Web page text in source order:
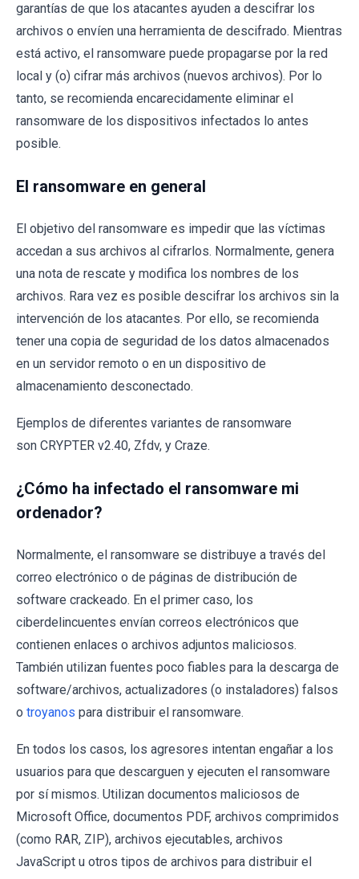
garantías de que los atacantes ayuden a descifrar los
archivos o envíen una herramienta de descifrado. Mientras
está activo, el ransomware puede propagarse por la red
local y (o) cifrar más archivos (nuevos archivos). Por lo
tanto, se recomienda encarecidamente eliminar el
ransomware de los dispositivos infectados lo antes
posible.
El ransomware en general
El objetivo del ransomware es impedir que las víctimas
accedan a sus archivos al cifrarlos. Normalmente, genera
una nota de rescate y modifica los nombres de los
archivos. Rara vez es posible descifrar los archivos sin la
intervención de los atacantes. Por ello, se recomienda
tener una copia de seguridad de los datos almacenados
en un servidor remoto o en un dispositivo de
almacenamiento desconectado.
Ejemplos de diferentes variantes de ransomware
son CRYPTER v2.40, Zfdv, y Craze.
¿Cómo ha infectado el ransomware mi
ordenador?
Normalmente, el ransomware se distribuye a través del
correo electrónico o de páginas de distribución de
software crackeado. En el primer caso, los
ciberdelincuentes envían correos electrónicos que
contienen enlaces o archivos adjuntos maliciosos.
También utilizan fuentes poco fiables para la descarga de
software/archivos, actualizadores (o instaladores) falsos
o troyanos para distribuir el ransomware.
En todos los casos, los agresores intentan engañar a los
usuarios para que descarguen y ejecuten el ransomware
por sí mismos. Utilizan documentos maliciosos de
Microsoft Office, documentos PDF, archivos comprimidos
(como RAR, ZIP), archivos ejecutables, archivos
JavaScript u otros tipos de archivos para distribuir el